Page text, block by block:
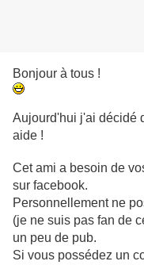
Bonjour à tous !
Aujourd'hui j'ai décidé
aide !
Cet ami a besoin de
sur facebook.
Personnellement ne
(je ne suis pas fan de
un peu de pub.
Si vous possédez un